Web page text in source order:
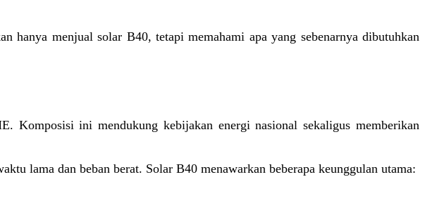
hanya menjual solar B40, tetapi memahami apa yang sebenarnya dibutuhkan
Komposisi ini mendukung kebijakan energi nasional sekaligus memberikan
lama dan beban berat. Solar B40 menawarkan beberapa keunggulan utama: